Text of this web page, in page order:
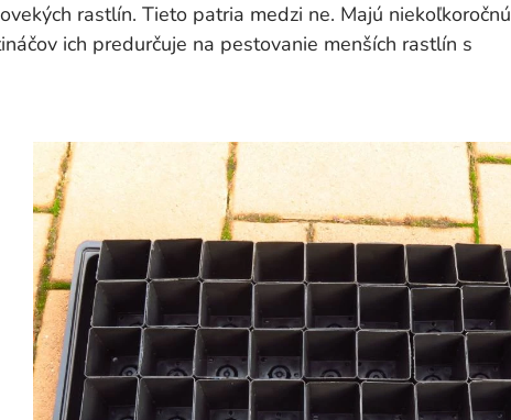
rastlín. Tieto patria medzi ne. Majú niekoľkoročnú
ich predurčuje na pestovanie menších rastlín s